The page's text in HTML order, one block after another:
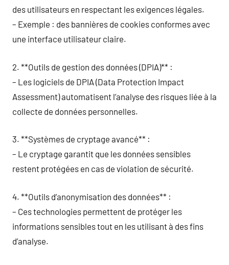
des utilisateurs en respectant les exigences légales.
– Exemple : des bannières de cookies conformes avec
une interface utilisateur claire.
2. **Outils de gestion des données (DPIA)** :
– Les logiciels de DPIA (Data Protection Impact
Assessment) automatisent l’analyse des risques liée à la
collecte de données personnelles.
3. **Systèmes de cryptage avancé** :
– Le cryptage garantit que les données sensibles
restent protégées en cas de violation de sécurité.
4. **Outils d’anonymisation des données** :
– Ces technologies permettent de protéger les
informations sensibles tout en les utilisant à des fins
d’analyse.